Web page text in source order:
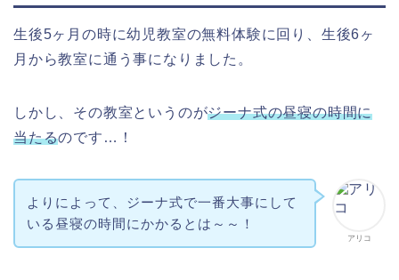
生後5ヶ月の時に幼児教室の無料体験に回り、生後6ヶ
月から教室に通う事になりました。
しかし、その教室というのがジーナ式の昼寝の時間に
当たるのです…！
アリコ
よりによって、ジーナ式で一番大事にして
いる昼寝の時間にかかるとは～～！